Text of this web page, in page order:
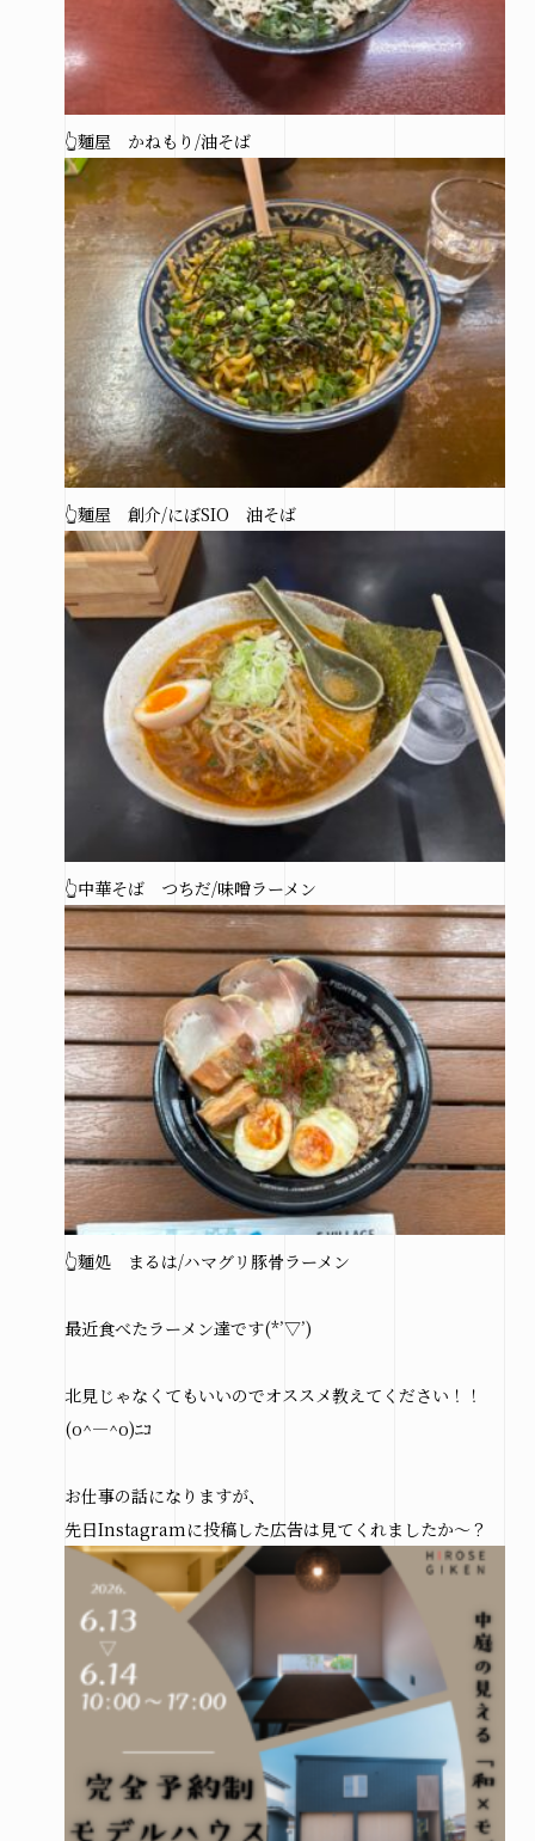
👆麵屋 かねもり/油そば
👆麵屋 創介/にぼSIO 油そば
👆中華そば つちだ/味噌ラーメン
👆麵処 まるは/ハマグリ豚骨ラーメン
最近食べたラーメン達です(*’▽’)
北見じゃなくてもいいのでオススメ教えてください！！
(o^―^o)ﾆｺ
お仕事の話になりますが、
先日Instagramに投稿した広告は見てくれましたか～？
Copyright(c) hirosegiken .All Rights Reserved.